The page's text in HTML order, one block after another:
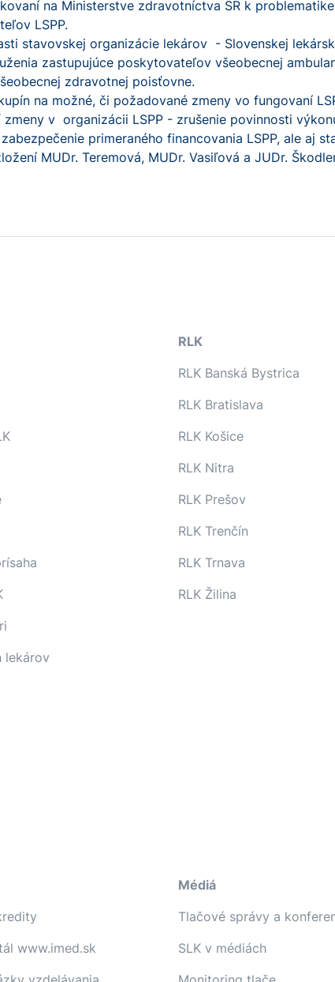
na Ministerstve zdravotníctva SR k
LSPP.
stavovskej organizácie lekárov - Slovenskej
zastupujúce poskytovateľov všeobecnej
zdravotnej poisťovne.
na možné, či požadované zmeny vo fungovaní
v organizácii LSPP - zrušenie povinnosti
primeraného financovania LSPP, ale aj
MUDr. Teremová, MUDr. Vasiľová a JUDr.
lekárov
RLK
RLK Banská Bystrica
RLK Bratislava
RLK Košice
RLK Nitra
RLK Prešov
RLK Trenčín
RLK Trnava
RLK Žilina
www.imed.sk
Médiá
Tlačové správy a
SLK v médiách